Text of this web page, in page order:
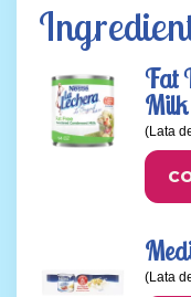
Fat
Milk
(Lata
(Lata